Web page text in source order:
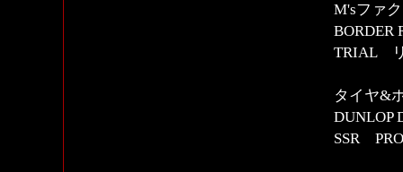
M'sファ
TRIAL
タイヤ&
DUNLOP
SSR